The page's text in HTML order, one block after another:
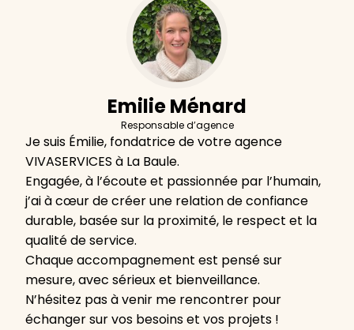
Emilie Ménard
Responsable d’agence
Je suis Émilie, fondatrice de votre agence
VIVASERVICES à La Baule.
Engagée, à l’écoute et passionnée par l’humain,
j’ai à cœur de créer une relation de confiance
durable, basée sur la proximité, le respect et la
qualité de service.
Chaque accompagnement est pensé sur
mesure, avec sérieux et bienveillance.
N’hésitez pas à venir me rencontrer pour
échanger sur vos besoins et vos projets !